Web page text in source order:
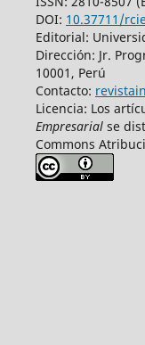
DOI: 10.37711/
Editorial:
Dirección: Jr.
10001, Perú
Contacto:
Licencia: Los
Empresarialse
Commons